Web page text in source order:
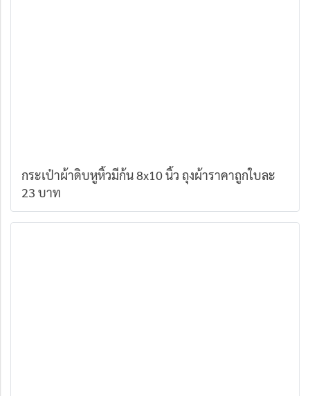
กระเป๋าผ้าดิบหูหิ้วมีก้น 8x10 นิ้ว ถุงผ้าราคาถูกใบละ
23 บาท